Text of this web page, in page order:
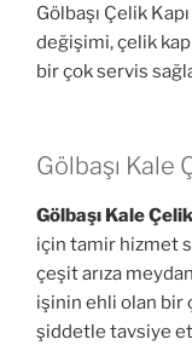
Gölbaşı Çelik
değişimi, çelik
bir çok servis
Gölbaşı Kale
Gölbaşı Kale
için tamir hizmet
çeşit arıza
işinin ehli olan bir
şiddetle tavsiye